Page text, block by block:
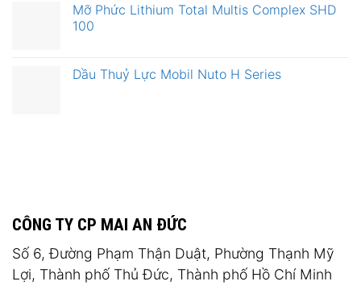
Mỡ Phức Lithium Total Multis Complex SHD
100
Dầu Thuỷ Lực Mobil Nuto H Series
CÔNG TY CP MAI AN ĐỨC
Số 6, Đường Phạm Thận Duật, Phường Thạnh Mỹ
Lợi, Thành phố Thủ Đức, Thành phố Hồ Chí Minh